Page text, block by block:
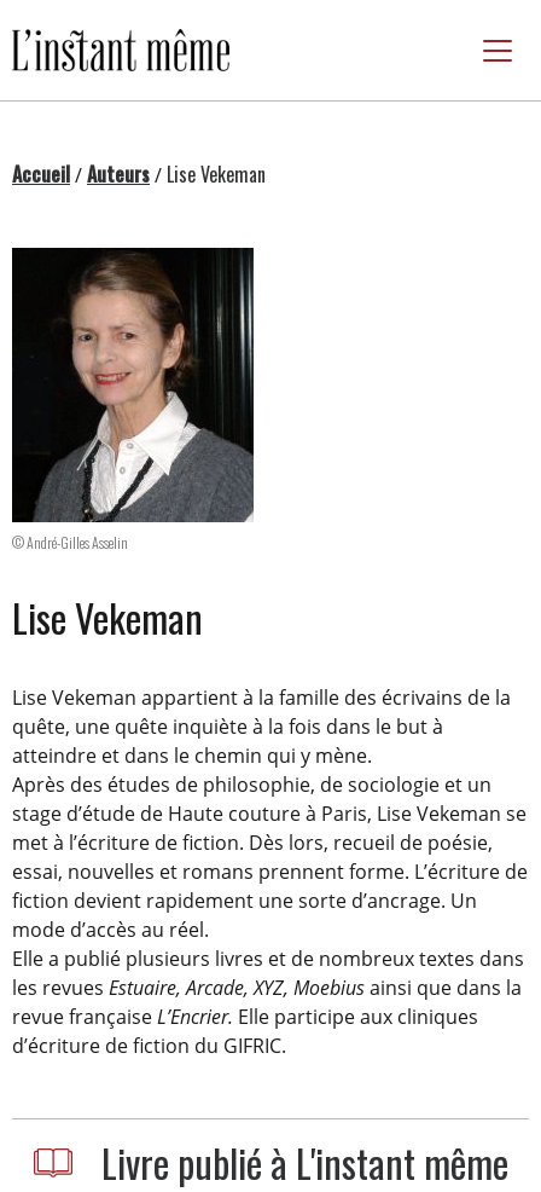
au
contenu
Accueil/Auteurs/ Lise Vekeman
© André-Gilles Asselin
Lise Vekeman
Lise Vekeman appartient à la famille des écrivains de la
quête, une quête inquiète à la fois dans le but à
atteindre et dans le chemin qui y mène.
Après des études de philosophie, de sociologie et un
stage d’étude de Haute couture à Paris, Lise Vekeman se
met à l’écriture de fiction. Dès lors, recueil de poésie,
essai, nouvelles et romans prennent forme. L’écriture de
fiction devient rapidement une sorte d’ancrage. Un
mode d’accès au réel.
Elle a publié plusieurs livres et de nombreux textes dans
les revues Estuaire, Arcade, XYZ, Moebiusainsi que dans la
revue françaiseL’Encrier. Elle participe aux cliniques
d’écriture de fiction du GIFRIC.
Livre publié à L'instant même